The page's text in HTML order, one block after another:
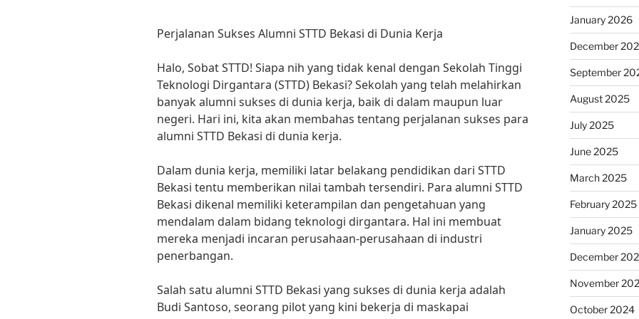
Perjalanan Sukses Alumni STTD Bekasi di Dunia Kerja
Halo, Sobat STTD! Siapa nih yang tidak kenal dengan Sekolah Tinggi
Teknologi Dirgantara (STTD) Bekasi? Sekolah yang telah melahirkan
banyak alumni sukses di dunia kerja, baik di dalam maupun luar
negeri. Hari ini, kita akan membahas tentang perjalanan sukses para
alumni STTD Bekasi di dunia kerja.
Dalam dunia kerja, memiliki latar belakang pendidikan dari STTD
Bekasi tentu memberikan nilai tambah tersendiri. Para alumni STTD
Bekasi dikenal memiliki keterampilan dan pengetahuan yang
mendalam dalam bidang teknologi dirgantara. Hal ini membuat
mereka menjadi incaran perusahaan-perusahaan di industri
penerbangan.
Salah satu alumni STTD Bekasi yang sukses di dunia kerja adalah
Budi Santoso, seorang pilot yang kini bekerja di maskapai
January 2026
December
September
August 2025
July 2025
June 2025
March 2025
February 2025
January 2025
December
November
October 2024